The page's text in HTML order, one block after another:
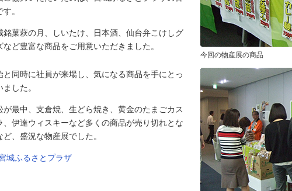
。
銘菓萩の月、しいたけ、日本酒、仙台弁こけしグ
など豊富な商品をご用意いただきました。
今回の物産展の商品
と同時に社員が来場し、気になる商品を手にとっ
ました。
が最中、支倉焼、生どら焼き、黄金のたまごカス
、伊達ウィスキーなど多くの商品が売り切れとな
ど、盛況な物産展でした。
城ふるさとプラザ